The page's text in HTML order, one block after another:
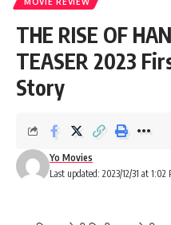
MOVIE REVIEW
THE RISE OF
TEASER 2023
Story
Last updated: 2023/12/31 at 1:02
Yo Movies